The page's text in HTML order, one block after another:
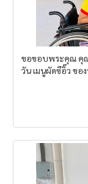
ขอขอบพระคุณ คุณ
วัน เมนูผัดซีอิ๊ว ขอ